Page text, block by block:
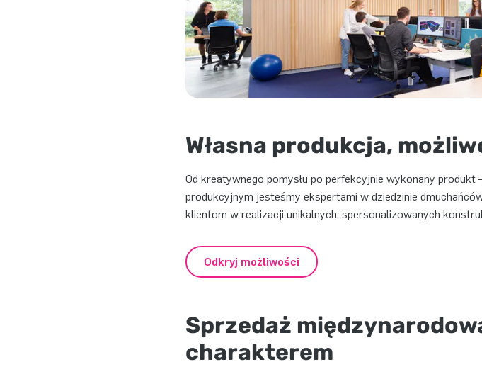
Własna produkcja,
Od kreatywnego pomysłu po perfekcyjnie wykonany
produkcyjnym jesteśmy ekspertami w dziedzinie
klientom w realizacji unikalnych, spersonalizowanych
Odkryj możliwości
Sprzedaż
charakterem